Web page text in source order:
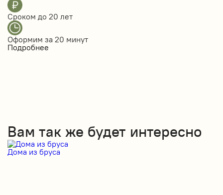
Сроком до 20 лет
Оформим за 20 минут
Подробнее
Вам так же будет интересно
Дома из бруса